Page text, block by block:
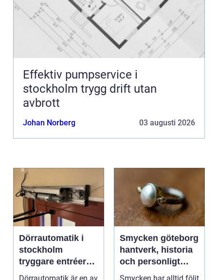
Effektiv pumpservice i
stockholm trygg drift utan
avbrott
Johan Norberg 03 augusti 2026
Dörrautomatik i
stockholm
tryggare entréer
och bättre
Smycken göteborg
hantverk, historia
och personligt
uttryck